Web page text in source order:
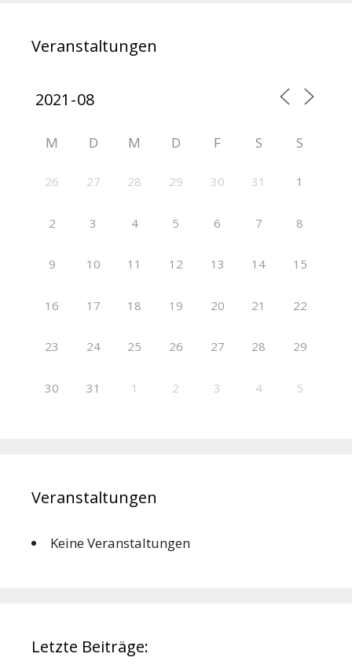
Veranstaltungen
M D M D F S S
26 27 28 29 30 31 1
2 3 4 5 6 7 8
9 10 11 12 13 14 15
16 17 18 19 20 21 22
23 24 25 26 27 28 29
30 31 1 2 3 4 5
Veranstaltungen
Keine Veranstaltungen
Letzte Beiträge: